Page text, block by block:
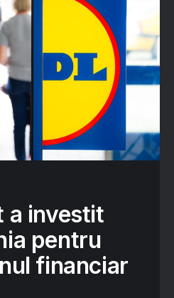
a investit
pentru
financiar